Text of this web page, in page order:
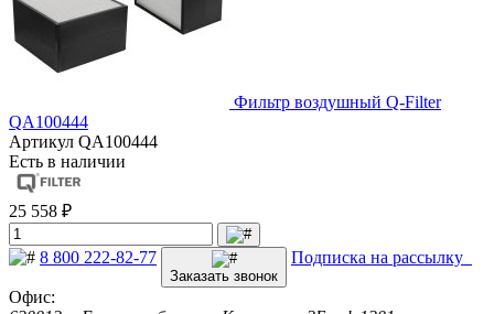
Фильтр воздушный Q-Filter
QA100444
Артикул QA100444
Есть в наличии
25 558 ₽
8 800 222-82-77
Заказать звонок
Подписка на рассылку
Офис: